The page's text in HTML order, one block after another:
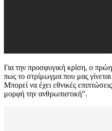
Για την προσφυγική κρίση, ο
πως το στρίμωγμα που μας
Μπορεί να έχει εθνικές
μορφή την ανθρωπιστική”.